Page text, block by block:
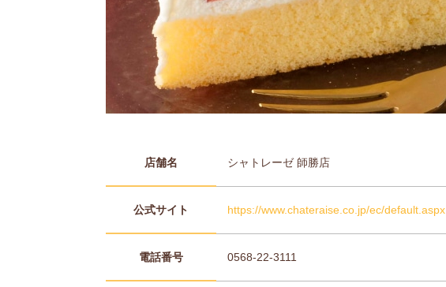
店舗名 シャトレーゼ 師勝店
公式サイト https://www.chateraise.co.jp/ec/default.aspx
電話番号 0568-22-3111